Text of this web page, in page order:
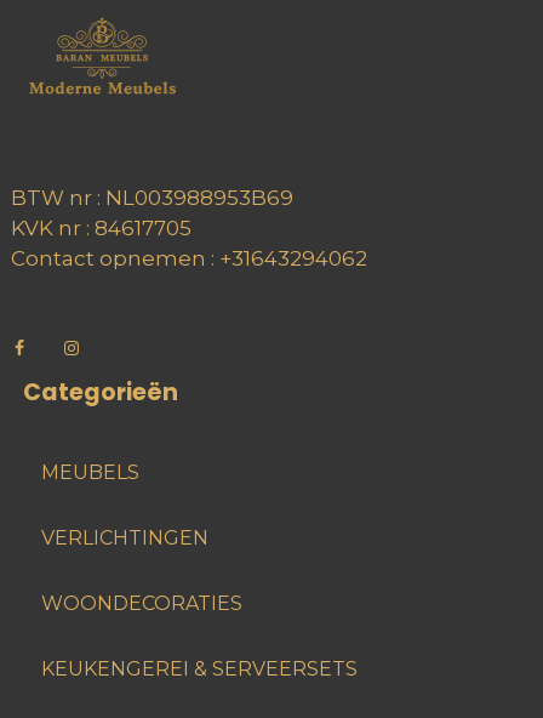
BTW nr : NL003988953B69
KVK nr : 84617705
Contact opnemen : +31643294062
Categorieën
MEUBELS
VERLICHTINGEN
WOONDECORATIES
KEUKENGEREI & SERVEERSETS